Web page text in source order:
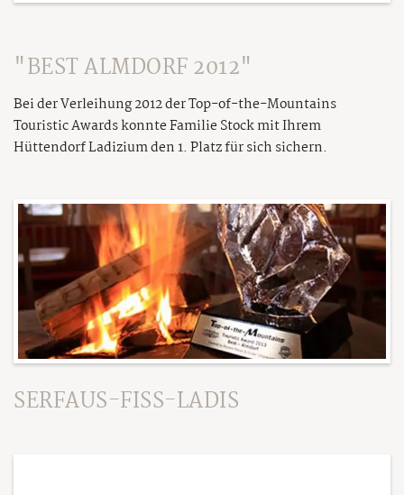
"BEST ALMDORF 2012"
Bei der Verleihung 2012 der Top-of-the-Mountains
Touristic Awards konnte Familie Stock mit Ihrem
Hüttendorf Ladizium den 1. Platz für sich sichern.
SERFAUS-FISS-LADIS